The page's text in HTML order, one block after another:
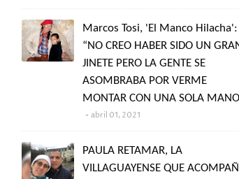
Marcos Tosi, 'El Manco Hilacha':
“NO CREO HABER SIDO UN
JINETE PERO LA GENTE SE
ASOMBRABA POR VERME
MONTAR CON UNA SOLA
abril 01, 2021
PAULA RETAMAR, LA
VILLAGUAYENSE QUE